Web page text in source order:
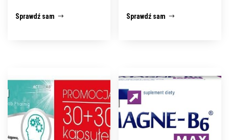
Sprawdź sam Sprawdź sam